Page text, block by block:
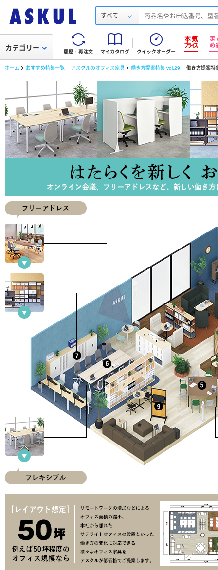
すべて
履歴・再注文 マイカタログ クイックオーダー
カテゴリー
ホーム おすすめ特集一覧 アスクルのオフィス家具 働き方提案特集 vol.29 働き方提案特